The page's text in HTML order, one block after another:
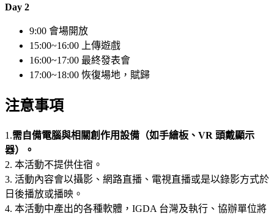
Day 2
9:00 會場開放
15:00~16:00 上傳遊戲
16:00~17:00 最終發表會
17:00~18:00 恢復場地，賦歸
注意事項
1.需自備電腦與相關創作用設備 （如手繪板、VR 頭戴顯示
器）。
2. 本活動不提供住宿。
3. 活動內容會以攝影、網路直播、電視直播或是以錄影方式於
日後播放或播映。
4. 本活動中產出的各種軟體，IGDA 台灣及執行、協辦單位將